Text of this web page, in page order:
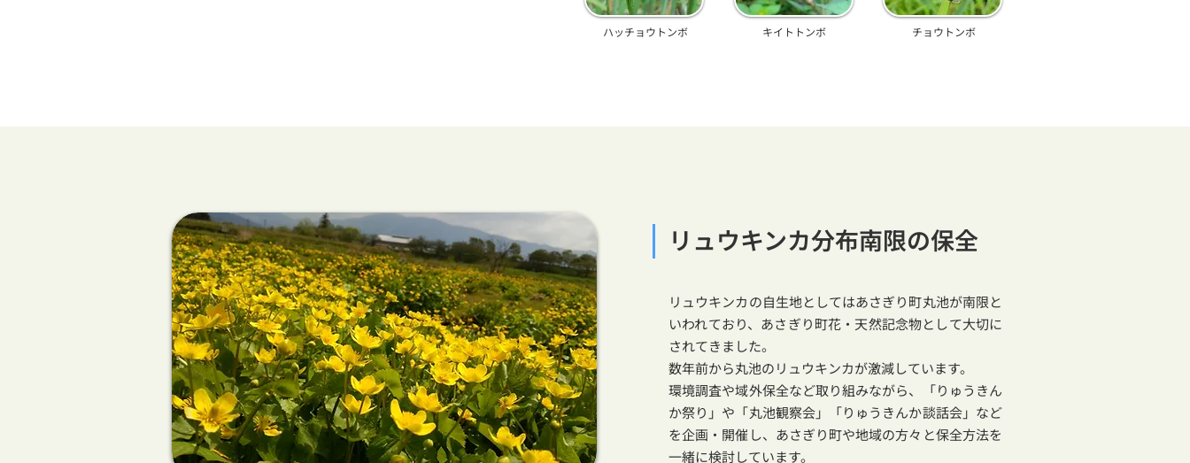
ハッチョウトンボ キイトトンボ チョウトンボ
リュウキンカ分布南限の保全
リュウキンカの自生地としてはあさぎり町丸池が南限と
いわれており、あさぎり町花・天然記念物として大切に
されてきました。
数年前から丸池のリュウキンカが激減しています。
環境調査や域外保全など取り組みながら、「りゅうきん
か祭り」や「丸池観察会」「りゅうきんか談話会」など
を企画・開催し、あさぎり町や地域の方々と保全方法を
一緒に検討しています。